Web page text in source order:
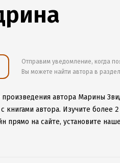
Отправим уведомление, когда
Вы можете найти автора в
автора Марины
книгами автора. Изучите более
прямо на сайте, установите